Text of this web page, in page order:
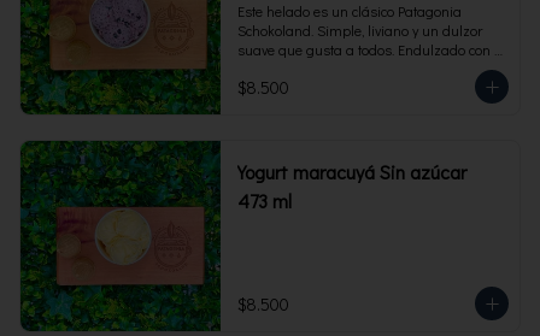
Este helado es un clásico Patagonia
Schokoland. Simple, liviano y un dulzor
suave que gusta a todos. Endulzado con
fructosa.Envase familiar 473 ml. Rinde 4
porciones.
$8.500
Yogurt maracuyá Sin azúcar
473 ml
$8.500